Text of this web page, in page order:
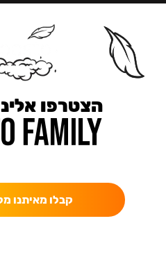
הצטרפו
קבלו מאיתנו